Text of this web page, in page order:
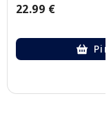
22.99 €